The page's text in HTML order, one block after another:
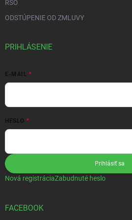
RSO
ODSTÚPENIE OD ZMLUVY
PRIHLÁSENIE
E-MAIL
HESLO
Prihlásiť sa
Nová registráciaZabudnuté heslo
FACEBOOK